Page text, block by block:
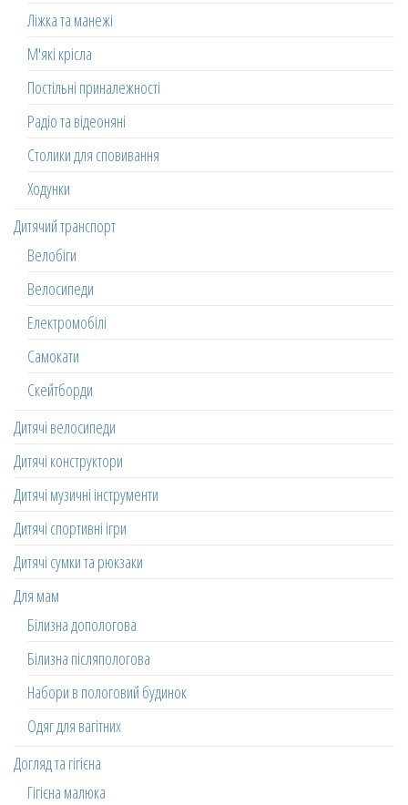
Ліжка та манежі
М'які крісла
Постільні приналежності
Радіо та відеоняні
Столики для сповивання
Ходунки
Дитячий транспорт
Велобіги
Велосипеди
Електромобілі
Самокати
Скейтборди
Дитячі велосипеди
Дитячі конструктори
Дитячі музичні інструменти
Дитячі спортивні ігри
Дитячі сумки та рюкзаки
Для мам
Білизна допологова
Білизна післяпологова
Набори в пологовий будинок
Одяг для вагітних
Догляд та гігієна
Гігієна малюка